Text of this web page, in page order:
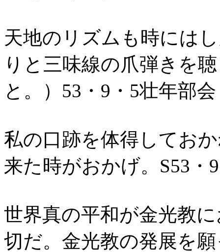
天地のリズムも時には
りと三味線の爪弾きを
と。）53・9・5壮年部会
私の口跡を体得してお
来た時がおかげ。S53・
世界真の平和が金光教
切だ。金光教の発展を